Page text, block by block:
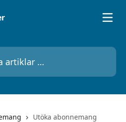
Utöka abonnemang